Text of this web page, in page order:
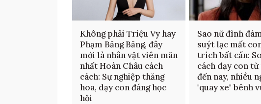
Không phải Triệu Vy hay
Phạm Băng Băng, đây
mới là nhân vật viên mãn
nhất Hoàn Châu cách
cách: Sự nghiệp thăng
hoa, dạy con đáng học
hỏi
Sao nữ đình
suýt lạc mất
trích bất cẩn:
cách dạy con
đến nay, nhiều
"quay xe" bênh